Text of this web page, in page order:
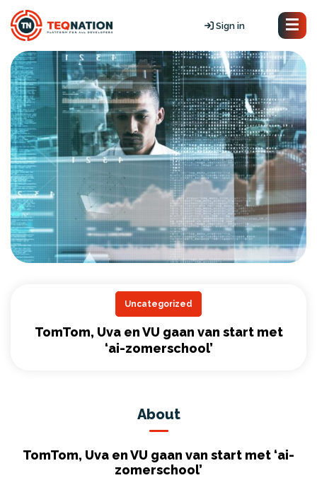
Sign in
Uncategorized
TomTom, Uva en VU gaan van start met
‘ai-zomerschool’
About
TomTom, Uva en VU gaan van start met ‘ai-
zomerschool’